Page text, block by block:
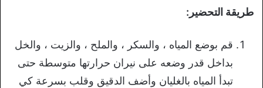
طريقة التحضير:
قم بوضع المياه ، والسكر ، والملح ، والزيت ، والخل
بداخل قدر وضعه على نيران حرارتها متوسطة حتى
تبدأ المياه بالغليان وأضف الدقيق وقلب بسرعة كي